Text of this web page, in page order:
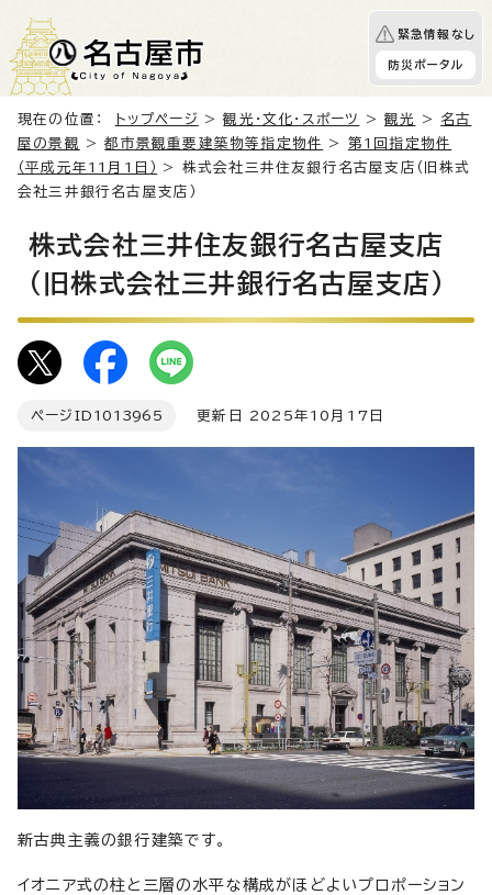
緊急情報なし
防災ポータル
現在の位置： トップページ >観光・文化・スポーツ >観光 > 名古
屋の景観
>都市景観重要建築物等指定物件 > 第1回指定物件
（平成元年11月1日）
> 株式会社三井住友銀行名古屋支店（旧株式
会社三井銀行名古屋支店）
株式会社三井住友銀行名古屋支店
（旧株式会社三井銀行名古屋支店）
ページID 1013965 更新日 2025年10月17日
新古典主義の銀行建築です。
イオニア式の柱と三層の水平な構成がほどよいプロポーション